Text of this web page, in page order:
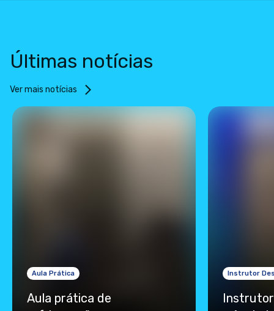
Últimas notícias
Ver mais notícias
Aula Prática
Aula prática de
Instrutor